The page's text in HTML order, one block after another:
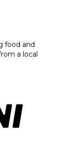
food and
a local